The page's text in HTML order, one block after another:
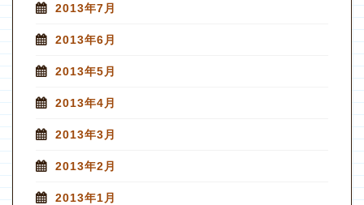
2013年7月
2013年6月
2013年5月
2013年4月
2013年3月
2013年2月
2013年1月